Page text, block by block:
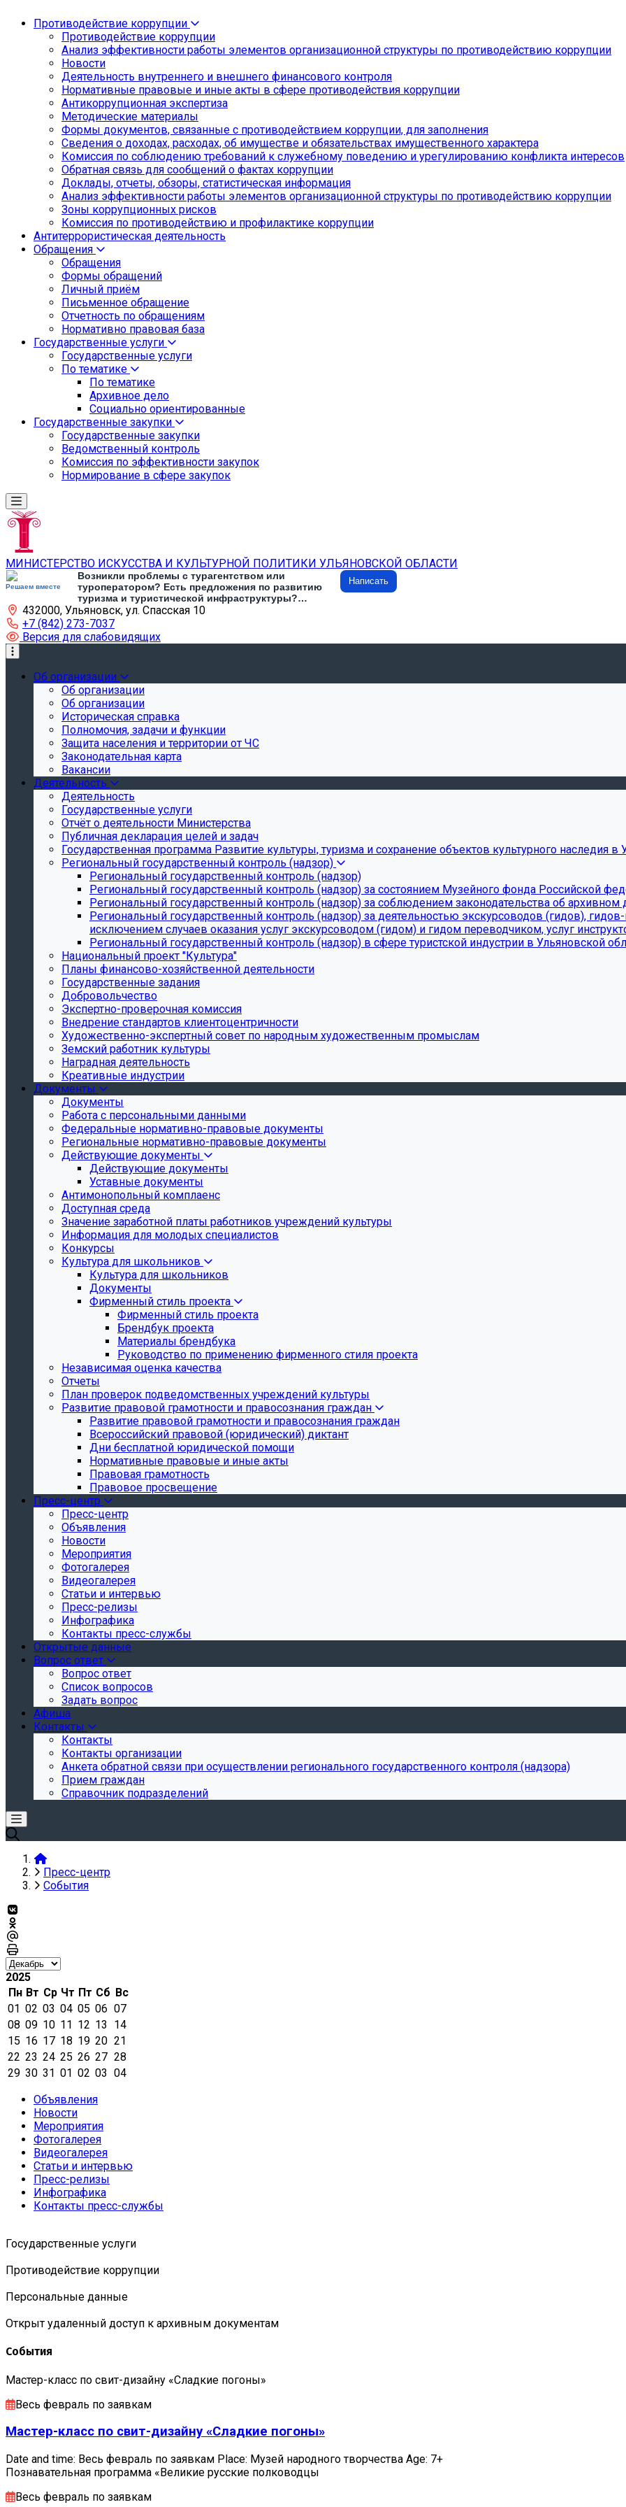
Противодействие коррупции
Противодействие коррупции
Анализ эффективности работы элементов организационной структуры по противодействию коррупции
Новости
Деятельность внутреннего и внешнего финансового контроля
Нормативные правовые и иные акты в сфере противодействия коррупции
Антикоррупционная экспертиза
Методические материалы
Формы документов, связанные с противодействием коррупции, для заполнения
Сведения о доходах, расходах, об имуществе и обязательствах имущественного характера
Комиссия по соблюдению требований к служебному поведению и урегулированию конфликта интересов
Обратная связь для сообщений о фактах коррупции
Доклады, отчеты, обзоры, статистическая информация
Анализ эффективности работы элементов организационной структуры по противодействию коррупции
Зоны коррупционных рисков
Комиссия по противодействию и профилактике коррупции
Антитеррористическая деятельность
Обращения
Обращения
Формы обращений
Личный приём
Письменное обращение
Отчетность по обращениям
Нормативно правовая база
Государственные услуги
Государственные услуги
По тематике
По тематике
Архивное дело
Социально ориентированные
Государственные закупки
Государственные закупки
Ведомственный контроль
Комиссия по эффективности закупок
Нормирование в сфере закупок
МИНИСТЕРСТВО ИСКУССТВА И КУЛЬТУРНОЙ ПОЛИТИКИ УЛЬЯНОВСКОЙ ОБЛАСТИ
Решаем вместе
Возникли проблемы с турагентством или
туроператором? Есть предложения по развитию
туризма и туристической инфраструктуры?
Напишите об этом
Написать
432000, Ульяновск, ул. Спасская 10
+7 (842) 273-7037
Версия для слабовидящих
Об организации
Об организации
Об организации
Историческая справка
Полномочия, задачи и функции
Защита населения и территории от ЧС
Законодательная карта
Вакансии
Деятельность
Деятельность
Государственные услуги
Отчёт о деятельности Министерства
Публичная декларация целей и задач
Государственная программа Развитие культуры, туризма и сохранение объектов культурного наследия в
Региональный государственный контроль (надзор)
Региональный государственный контроль (надзор)
Региональный государственный контроль (надзор) за состоянием Музейного фонда Российской
Региональный государственный контроль (надзор) за соблюдением законодательства об архивном
Региональный государственный контроль (надзор) за деятельностью экскурсоводов (гидов),
исключением случаев оказания услуг экскурсоводом (гидом) и гидом переводчиком, услуг
Региональный государственный контроль (надзор) в сфере туристской индустрии в Ульяновской
Национальный проект "Культура"
Планы финансово-хозяйственной деятельности
Государственные задания
Добровольчество
Экспертно-проверочная комиссия
Внедрение стандартов клиентоцентричности
Художественно-экспертный совет по народным художественным промыслам
Земский работник культуры
Наградная деятельность
Креативные индустрии
Документы
Документы
Работа с персональными данными
Федеральные нормативно-правовые документы
Региональные нормативно-правовые документы
Действующие документы
Действующие документы
Уставные документы
Антимонопольный комплаенс
Доступная среда
Значение заработной платы работников учреждений культуры
Информация для молодых специалистов
Конкурсы
Культура для школьников
Культура для школьников
Документы
Фирменный стиль проекта
Фирменный стиль проекта
Брендбук проекта
Материалы брендбука
Руководство по применению фирменного стиля проекта
Независимая оценка качества
Отчеты
План проверок подведомственных учреждений культуры
Развитие правовой грамотности и правосознания граждан
Развитие правовой грамотности и правосознания граждан
Всероссийский правовой (юридический) диктант
Дни бесплатной юридической помощи
Нормативные правовые и иные акты
Правовая грамотность
Правовое просвещение
Пресс-центр
Пресс-центр
Объявления
Новости
Мероприятия
Фотогалерея
Видеогалерея
Статьи и интервью
Пресс-релизы
Инфографика
Контакты пресс-службы
Открытые данные
Вопрос ответ
Вопрос ответ
Список вопросов
Задать вопрос
Афиша
Контакты
Контакты
Контакты организации
Анкета обратной связи при осуществлении регионального государственного контроля (надзора)
Прием граждан
Справочник подразделений
Пресс-центр
События
2025
Пн Вт Ср Чт Пт Сб Вс
01 02 03 04 05 06 07
08 09 10 11 12 13
14
15 16 17 18 19 20 21
22 23 24 25 26 27 28
29 30 31 01 02 03 04
Объявления
Новости
Мероприятия
Фотогалерея
Видеогалерея
Статьи и интервью
Пресс-релизы
Инфографика
Контакты пресс-службы
Государственные услуги
Противодействие коррупции
Персональные данные
Открыт удаленный доступ к архивным документам
События
Мастер-класс по свит-дизайну «Сладкие погоны»
Весь февраль по заявкам
Мастер-класс по свит-дизайну «Сладкие погоны»
Date and time: Весь февраль по заявкам Place: Музей народного творчества Age: 7+
Познавательная программа «Великие русские полководцы
Весь февраль по заявкам